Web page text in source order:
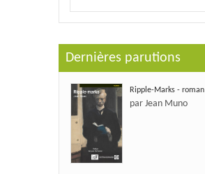
Dernières parutions
Ripple-Marks - roman
par Jean Muno